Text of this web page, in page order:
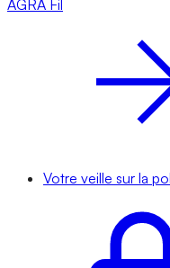
AGRA Fil
Votre veille sur la